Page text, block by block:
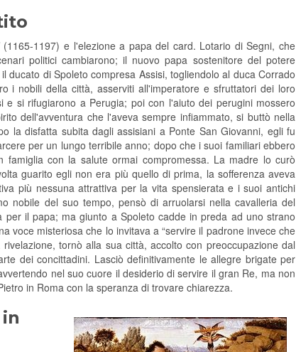
1197) e l'elezione a papa del card. Lotario di Segni, che
politici cambiarono; il nuovo papa sostenitore del potere
ducato di Spoleto compresa Assisi, togliendolo al duca Corrado
i nobili della città, asserviti all'imperatore e sfruttatori dei loro
si rifugiarono a Perugia; poi con l'aiuto dei perugini mossero
dell'avventura che l'aveva sempre infiammato, si buttò nella
la disfatta subita dagli assisiani a Ponte San Giovanni, egli fu
per un lungo terribile anno; dopo che i suoi familiari ebbero
famiglia con la salute ormai compromessa. La madre lo curò
guarito egli non era più quello di prima, la sofferenza aveva
più nessuna attrattiva per la vita spensierata e i suoi antichi
nobile del suo tempo, pensò di arruolarsi nella cavalleria del
il papa; ma giunto a Spoleto cadde in preda ad uno strano
voce misteriosa che lo invitava a “servire il padrone invece che
tornò alla sua città, accolto con preoccupazione dal
dei concittadini. Lasciò definitivamente le allegre brigate per
nel suo cuore il desiderio di servire il gran Re, ma non
in Roma con la speranza di trovare chiarezza.